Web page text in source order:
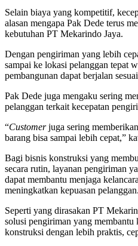
Selain biaya yang kompetitif,
alasan mengapa Pak Dede terus
kebutuhan PT Mekarindo Jaya.
Dengan pengiriman yang lebih
sampai ke lokasi pelanggan tepat
pembangunan dapat berjalan
Pak Dede juga mengaku sering
pelanggan terkait kecepatan
“Customerjuga sering memberikan
barang bisa sampai lebih cepat,”
Bagi bisnis konstruksi yang
secara rutin, layanan pengiriman
dapat membantu menjaga
meningkatkan kepuasan pelanggan.
Seperti yang dirasakan PT
solusi pengiriman yang membantu
konstruksi dengan lebih praktis,